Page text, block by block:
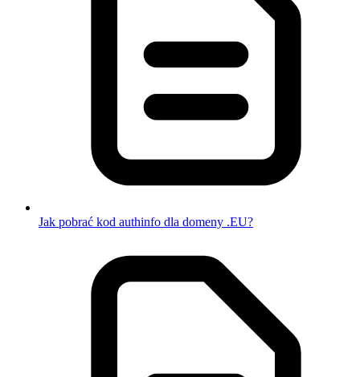
Jak pobrać kod authinfo dla domeny .EU?